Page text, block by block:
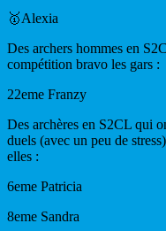
🥇Alexia
Des archers hommes en
compétition bravo les gars :
22eme Franzy
Des archères en S2CL qui
duels (avec un peu de
elles :
6eme Patricia
8eme Sandra